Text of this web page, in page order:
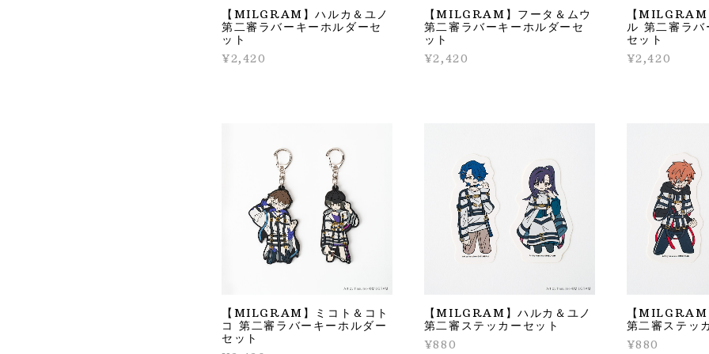
【MILGRAM】ハルカ＆ユノ
第二審ラバーキーホルダーセ
ット
¥2,420
【MILGRAM】フータ＆ムウ
第二審ラバーキーホルダーセ
ット
¥2,420
【
ル 第二審ラ
セット
¥2,420
【MILGRAM】ミコト＆コト
コ 第二審ラバーキーホルダー
セット
【MILGRAM】ハルカ＆ユノ
第二審ステッカーセット
¥880
【
第二審ステッ
¥880